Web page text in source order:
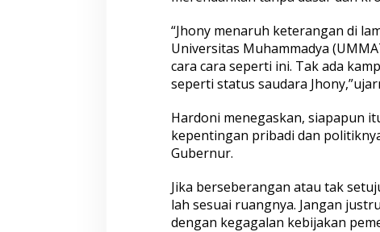
“Jhony menaruh keterangan di
Universitas Muhammadya
cara cara seperti ini. Tak ada
seperti status saudara
Hardoni menegaskan, siapapun
kepentingan pribadi dan
Gubernur.
Jika berseberangan atau tak
lah sesuai ruangnya. Jangan
dengan kegagalan kebijakan